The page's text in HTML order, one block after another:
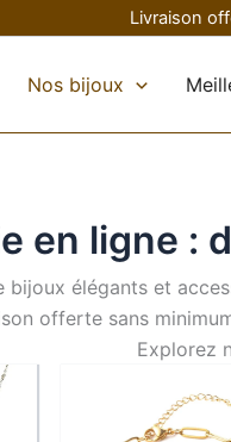
Livraison
Nos bijoux
en ligne :
élégants et
offerte sans
Explorez